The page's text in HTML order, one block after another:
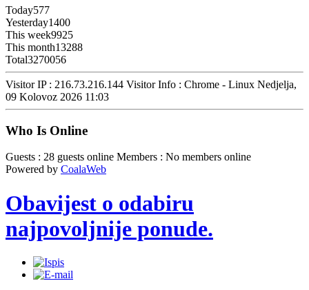
Today577
Yesterday1400
This week9925
This month13288
Total3270056
Visitor IP : 216.73.216.144 Visitor Info : Chrome - Linux Nedjelja,
09 Kolovoz 2026 11:03
Who Is Online
Guests : 28 guests online Members : No members online
Powered by CoalaWeb
Obavijest o odabiru
najpovoljnije ponude.